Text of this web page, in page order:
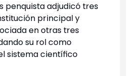
penquista adjudicó tres
principal y
en otras tres
su rol como
sistema científico